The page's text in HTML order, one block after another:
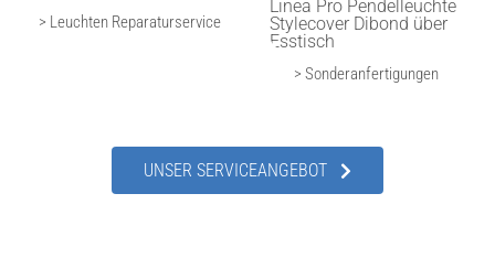
> Leuchten Reparaturservice
> Sonderanfertigungen
UNSER SERVICEANGEBOT